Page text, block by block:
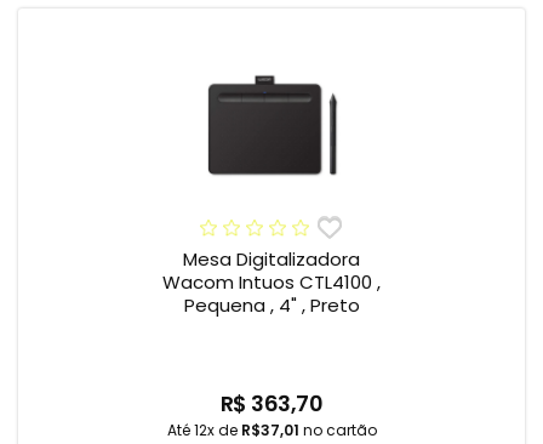
Mesa Digitalizadora
Wacom Intuos CTL4100 ,
Pequena , 4" , Preto
R$ 363,70
Até 12x de R$37,01 no cartão